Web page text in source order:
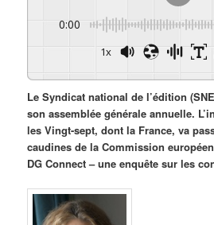
0:00
1x
Le Syndicat national de l’édition
son assemblée générale annuelle.
les Vingt-sept, dont la France, va
caudines de la Commission
DG Connect – une enquête sur les